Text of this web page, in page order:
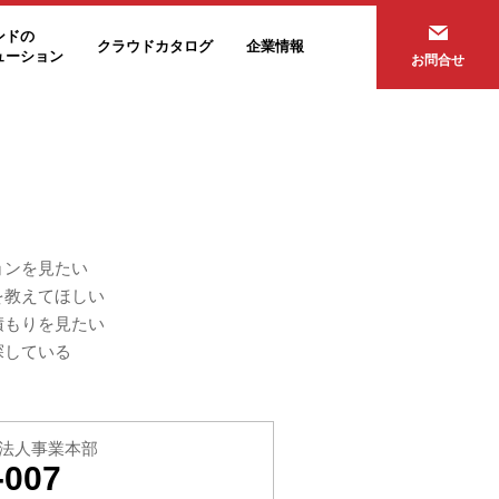
ドの
ーション
クラウドカタログ 企業情報
お問合せ
を見たい
えてほしい
りを見たい
ている
人事業本部